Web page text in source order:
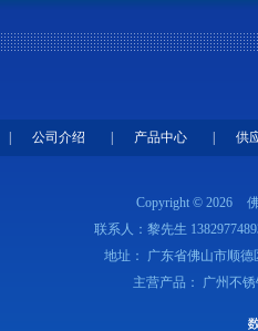
公司介绍 产品中心 供
Copyright © 2026
联系人：黎先生
地址： 广东省佛山市顺
主营产品： 广州不